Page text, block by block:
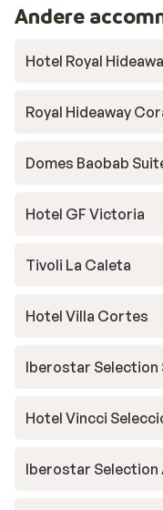
Andere
Hotel Royal
Royal Hideaway
Domes Baobab
Hotel GF Victoria
Tivoli La Caleta
Hotel Villa Cortes
Iberostar Selection
Hotel Vincci
Iberostar Selection